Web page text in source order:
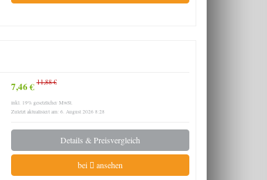
7,46 €11,88 €
inkl. 19% gesetzlicher MwSt.
Zuletzt aktualisiert am: 6. August 2026 8:28
Details & Preisvergleich
bei ansehen